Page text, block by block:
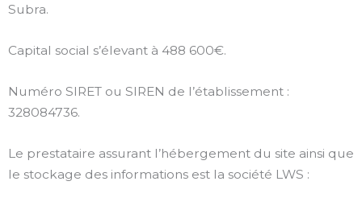
Subra.
Capital social s’élevant à 488 600€.
Numéro SIRET ou SIREN de l’établissement :
328084736.
Le prestataire assurant l’hébergement du site ainsi que
le stockage des informations est la société LWS :